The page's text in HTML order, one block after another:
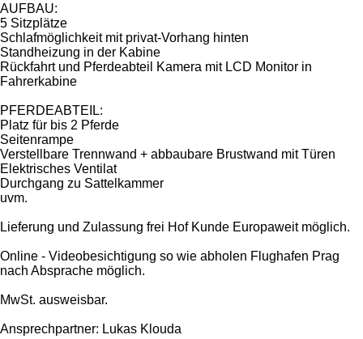
AUFBAU:
5 Sitzplätze
Schlafmöglichkeit mit privat-Vorhang hinten
Standheizung in der Kabine
Rückfahrt und Pferdeabteil Kamera mit LCD Monitor in
Fahrerkabine
PFERDEABTEIL:
Platz für bis 2 Pferde
Seitenrampe
Verstellbare Trennwand + abbaubare Brustwand mit Türen
Elektrisches Ventilat
Durchgang zu Sattelkammer
uvm.
Lieferung und Zulassung frei Hof Kunde Europaweit möglich.
Online - Videobesichtigung so wie abholen Flughafen Prag
nach Absprache möglich.
MwSt. ausweisbar.
Ansprechpartner: Lukas Klouda